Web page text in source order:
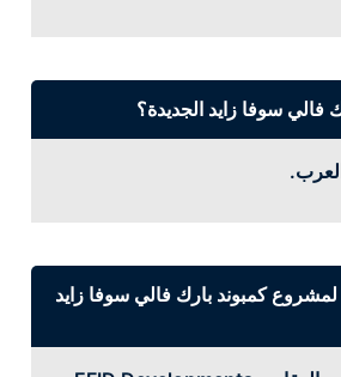
فالي سوفا زايد الجديدة؟
كمبوند بارك فالي سوفا زايد